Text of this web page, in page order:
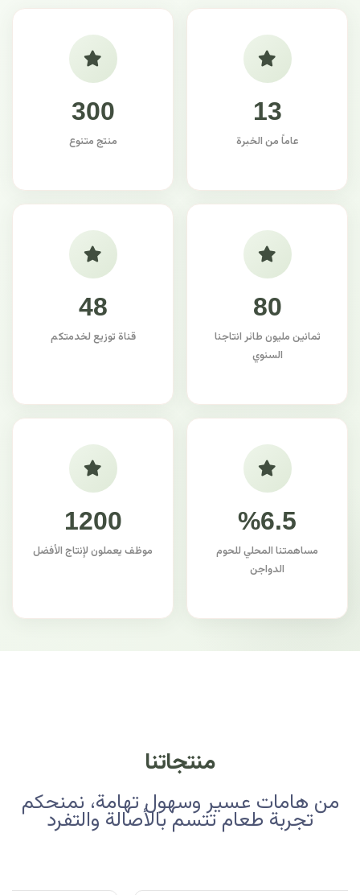
13
عاماً من الخبرة
300
منتج متنوع
80
ثمانين مليون طائر انتاجنا
السنوي
48
قناة توزيع لخدمتكم
%6.5
مساهمتنا المحلي للحوم
الدواجن
1200
موظف يعملون لإنتاج الأفضل
منتجاتنا
من هامات عسير وسهول تهامة، نمنحكم
تجربة طعام تتسم بالأصالة والتفرد